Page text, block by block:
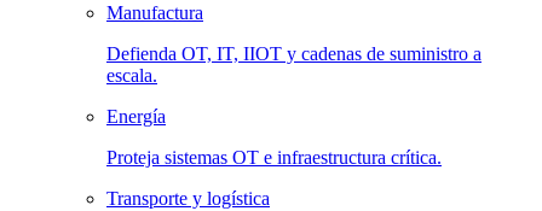
Manufactura
Defienda OT, IT, IIOT y cadenas de suministro a
escala.
Energía
Proteja sistemas OT e infraestructura crítica.
Transporte y logística